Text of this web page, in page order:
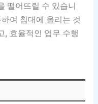
떨어뜨릴 수 있습니
여 침대에 올리는 것
, 효율적인 업무 수행